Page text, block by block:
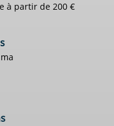
à partir de 200 €